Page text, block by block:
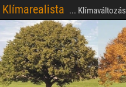
Klímarealista ...